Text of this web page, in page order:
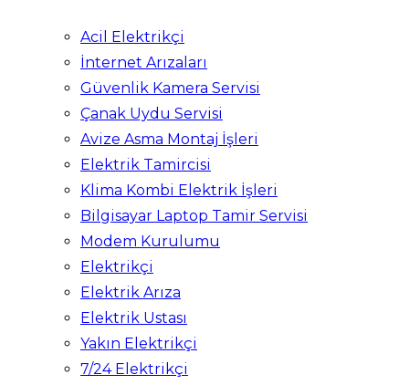
Acil Elektrikçi
İnternet Arızaları
Güvenlik Kamera Servisi
Çanak Uydu Servisi
Avize Asma Montaj İşleri
Elektrik Tamircisi
Klima Kombi Elektrik İşleri
Bilgisayar Laptop Tamir Servisi
Modem Kurulumu
Elektrikçi
Elektrik Arıza
Elektrik Ustası
Yakın Elektrikçi
7/24 Elektrikçi